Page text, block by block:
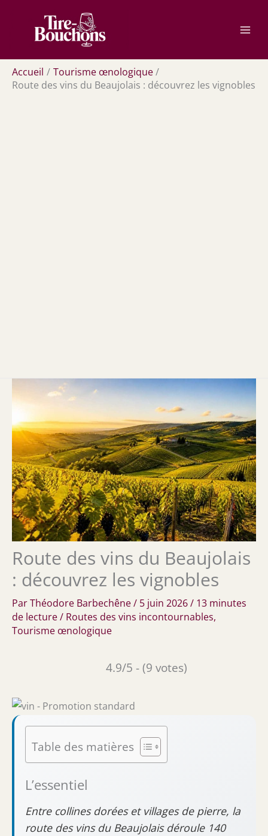
contenu
Accueil
Tourisme œnologique
Route des vins du Beaujolais : découvrez les vignobles
Route des vins du Beaujolais
: découvrez les vignobles
ParThéodore Barbechêne/ 5 juin 2026/ 13 minutes
de lecture/ Routes des vins incontournables,
Tourisme œnologique
4.9/5 - (9 votes)
Table des matières
L’essentiel
Entre collines dorées et villages de pierre, la
route des vins du Beaujolais déroule 140